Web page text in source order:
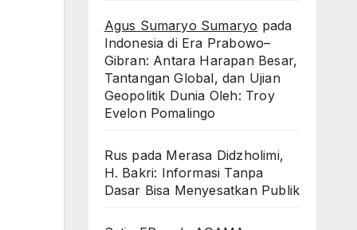
Agus Sumaryo Sumaryo pada
Indonesia di Era Prabowo–
Gibran: Antara Harapan Besar,
Tantangan Global, dan Ujian
Geopolitik Dunia Oleh: Troy
Evelon Pomalingo
Rus pada Merasa Didzholimi,
H. Bakri: Informasi Tanpa
Dasar Bisa Menyesatkan Publik